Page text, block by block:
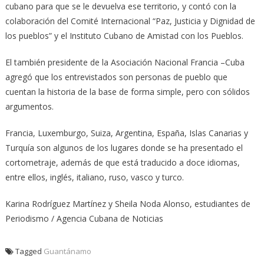
cubano para que se le devuelva ese territorio, y contó con la
colaboración del Comité Internacional “Paz, Justicia y Dignidad de
los pueblos” y el Instituto Cubano de Amistad con los Pueblos.
El también presidente de la Asociación Nacional Francia –Cuba
agregó que los entrevistados son personas de pueblo que
cuentan la historia de la base de forma simple, pero con sólidos
argumentos.
Francia, Luxemburgo, Suiza, Argentina, España, Islas Canarias y
Turquía son algunos de los lugares donde se ha presentado el
cortometraje, además de que está traducido a doce idiomas,
entre ellos, inglés, italiano, ruso, vasco y turco.
Karina Rodríguez Martínez y Sheila Noda Alonso, estudiantes de
Periodismo / Agencia Cubana de Noticias
Tagged Guantánamo